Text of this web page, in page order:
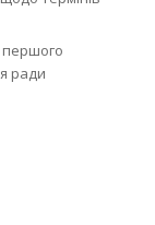
ради